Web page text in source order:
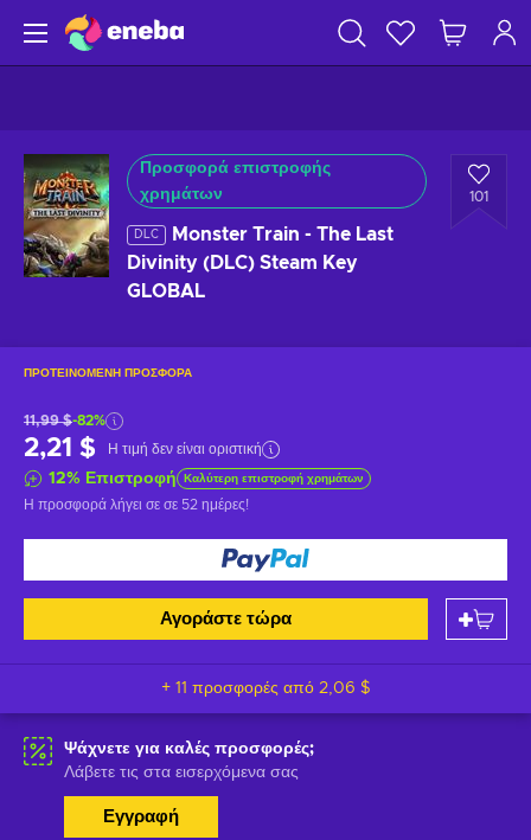
Προσφορά επιστροφής
χρημάτων
DLC
Monster Train - The Last
Divinity (DLC) Steam Key
GLOBAL
101
ΠΡΟΤΕΙΝΌΜΕΝΗ ΠΡΟΣΦΟΡΆ
11,99 $-82%
2,21 $ Η τιμή δεν είναι οριστική
12% Επιστροφή Καλύτερη επιστροφή χρημάτων
Η προσφορά λήγει σε σε 52 ημέρες!
Αγοράστε τώρα
+ 11 προσφορές από 2,06 $
Ψάχνετε για καλές προσφορές;
Λάβετε τις στα εισερχόμενα σας
Εγγραφή